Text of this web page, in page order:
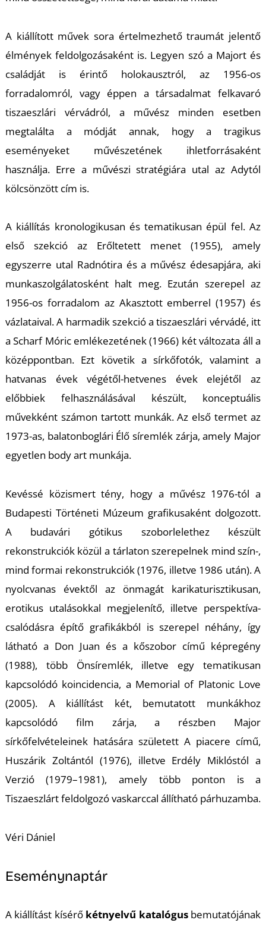
A kiállított művek sora értelmezhető traumát jelentő
élmények feldolgozásaként is. Legyen szó a Majort és
családját is érintő holokausztról, az 1956-os
forradalomról, vagy éppen a társadalmat felkavaró
tiszaeszlári vérvádról, a művész minden esetben
megtalálta a módját annak, hogy a tragikus
eseményeket művészetének ihletforrásaként
használja. Erre a művészi stratégiára utal az Adytól
kölcsönzött cím is.
A kiállítás kronologikusan és tematikusan épül fel. Az
első szekció az Erőltetett menet(1955), amely
egyszerre utal Radnótira és a művész édesapjára, aki
munkaszolgálatosként halt meg. Ezután szerepel az
1956-os forradalom az Akasztott emberrel (1957) és
vázlataival. A harmadik szekció a tiszaeszlári vérvádé, itt
aScharf Móric emlékezetének (1966) két változata áll a
középpontban. Ezt követik a sírkőfotók, valamint a
hatvanas évek végétől-hetvenes évek elejétől az
előbbiek felhasználásával készült, konceptuális
művekként számon tartott munkák. Az első termet az
1973-as, balatonboglári Élő síremlék zárja, amely Major
egyetlen body art munkája.
Kevéssé közismert tény, hogy a művész 1976-tól a
Budapesti Történeti Múzeum grafikusaként dolgozott.
A budavári gótikus szoborlelethez készült
rekonstrukciók közül a tárlaton szerepelnek mind szín-,
mind formai rekonstrukciók (1976, illetve 1986 után). A
nyolcvanas évektől az önmagát karikaturisztikusan,
erotikus utalásokkal megjelenítő, illetve perspektíva-
csalódásra építő grafikákból is szerepel néhány, így
látható a Don Juan és a kőszobor című képregény
(1988), több Önsíremlék, illetve egy tematikusan
kapcsolódó koincidencia, a Memorial of Platonic Love
(2005).A kiállítást két, bemutatott munkákhoz
kapcsolódó film zárja, a részben Major
sírkőfelvételeinek hatására születettA piacere című,
Huszárik Zoltántól (1976), illetve Erdély Miklóstól a
Verzió(1979–1981), amely több ponton is a
Tiszaeszlárt feldolgozó vaskarccal állítható párhuzamba.
Véri Dániel
Eseménynaptár
A kiállítást kísérő kétnyelvű katalógusbemutatójának